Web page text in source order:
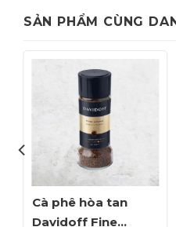
Banh Tiramisu tra
SẢN PHẨM CÙNG
Cà phê hòa tan
Davidoff Fine